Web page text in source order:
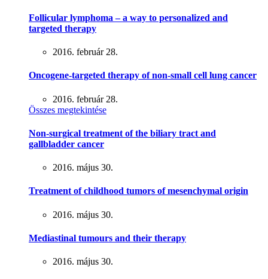
Follicular lymphoma – a way to personalized and
targeted therapy
2016. február 28.
Oncogene-targeted therapy of non-small cell lung cancer
2016. február 28.
Összes megtekintése
Non-surgical treatment of the biliary tract and
gallbladder cancer
2016. május 30.
Treatment of childhood tumors of mesenchymal origin
2016. május 30.
Mediastinal tumours and their therapy
2016. május 30.